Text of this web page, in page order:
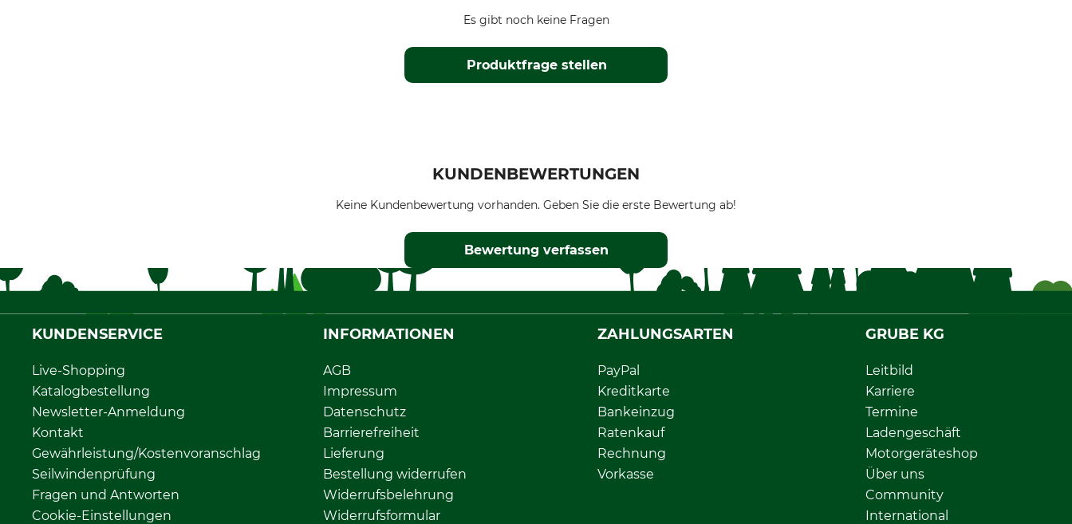
Produktfrage stellen
Es gibt noch keine Fragen
KUNDENBEWERTUNGEN
Keine Kundenbewertung vorhanden. Geben Sie die erste Bewertung ab!
Bewertung verfassen
KUNDENSERVICE
Live-Shopping
Katalogbestellung
Newsletter-Anmeldung
Kontakt
Gewährleistung/Kostenvoranschlag
Seilwindenprüfung
Fragen und Antworten
Cookie-Einstellungen
INFORMATIONEN
AGB
Impressum
Datenschutz
Barrierefreiheit
Lieferung
Bestellung widerrufen
Widerrufsbelehrung
Widerrufsformular
ZAHLUNGSARTEN
PayPal
Kreditkarte
Bankeinzug
Ratenkauf
Rechnung
Vorkasse
GRUBE KG
Leitbild
Karriere
Termine
Ladengeschäft
Motorgeräteshop
Über uns
Community
International